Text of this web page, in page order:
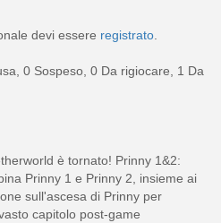
devi essere registrato.
0 Sospeso, 0 Da rigiocare, 1 Da
è tornato! Prinny 1&2:
Prinny 1 e Prinny 2, insieme ai
sull'ascesa di Prinny per
capitolo post-game